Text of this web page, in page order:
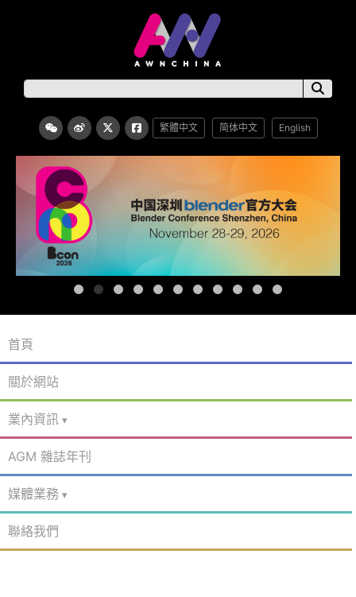
繁體中文 简体中文 English
首頁
關於網站
業內資訊
AGM 雜誌年刊
媒體業務
聯絡我們